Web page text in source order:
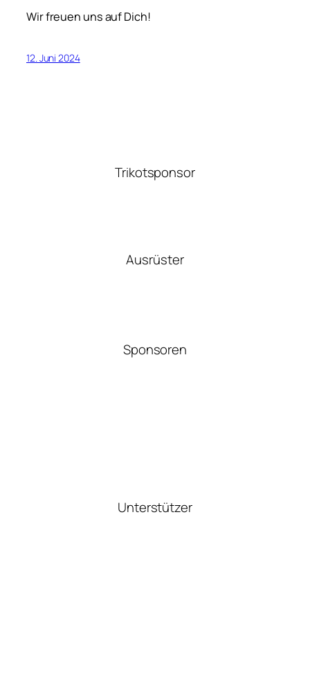
Wir freuen uns auf Dich!
12. Juni 2024
Trikotsponsor
Ausrüster
Sponsoren
Unterstützer